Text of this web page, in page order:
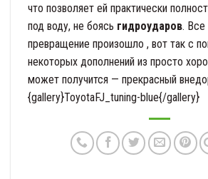
что позволяет ей практически
под воду, не боясь гидроударов. Все
превращение произошло , вот так с
некоторых дополнений из просто
может получится — прекрасный
{gallery}ToyotaFJ_tuning-blue{/gallery}